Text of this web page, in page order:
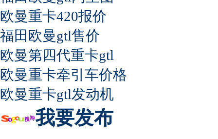
欧曼重卡420报价
福田欧曼gtl售价
欧曼第四代重卡gtl
欧曼重卡牵引车价格
欧曼重卡gtl发动机
我要发布